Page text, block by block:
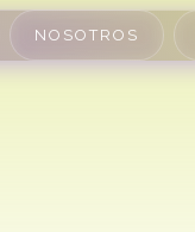
NOSOTROS